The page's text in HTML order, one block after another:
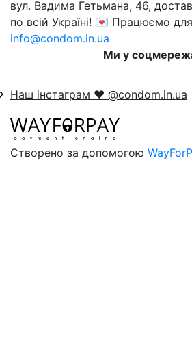
вул. Вадима Гетьмана, 46,
по всій Україні! 💌 Працюємо
info@condom.in.ua
Ми у
Наш інстаграм ❤️ @condom.in.ua
Створено за допомогою